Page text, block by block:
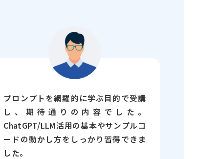
プロンプトを網羅的に学ぶ目的で受講
し、期待通りの内容でした。
ChatGPT/LLM活用の基本やサンプルコ
ードの動かし方をしっかり習得できま
した。